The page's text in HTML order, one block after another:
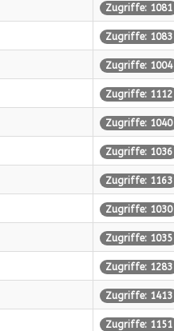
Zugriffe: 1081
Zugriffe: 1083
Zugriffe: 1004
Zugriffe: 1112
Zugriffe: 1040
Zugriffe: 1036
Zugriffe: 1163
Zugriffe: 1030
Zugriffe: 1035
Zugriffe: 1283
Zugriffe: 1413
Zugriffe: 1151